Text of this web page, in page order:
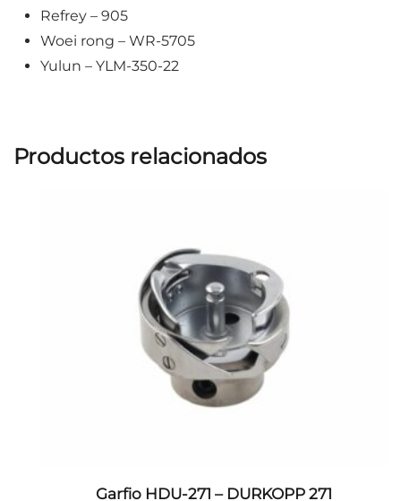
Refrey – 905
Woei rong – WR-5705
Yulun – YLM-350-22
Productos relacionados
Garfio HDU-271 – DURKOPP 271